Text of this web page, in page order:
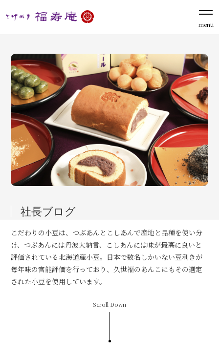
menu
社長ブログ
こだわりの小豆は、つぶあんとこしあんで産地と品種を使い分
け、つぶあんには丹波大納言、こしあんには味が最高に良いと
評価されている北海道産小豆。日本で数名しかいない豆利きが
毎年味の官能評価を行っており、久世福のあんこにもその選定
された小豆を使用しています。
Scroll Down